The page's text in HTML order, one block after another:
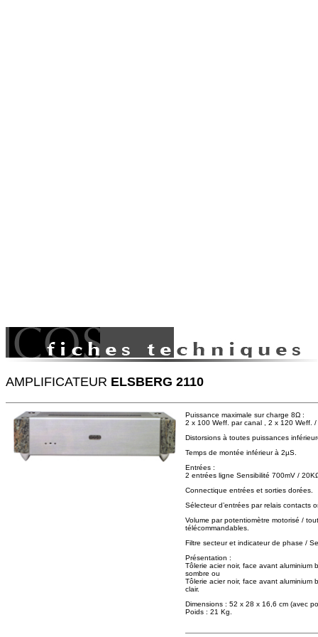
AMPLIFICATEUR ELSBERG 2110
Puissance maximale sur charge 8Ω :
2 x 100 Weff. par canal , 2 x 120 Weff.
Distorsions à toutes puissances
Temps de montée inférieur à 2µS.
Entrées :
2 entrées ligne Sensibilité 700mV /
Connectique entrées et sorties dorées.
Sélecteur d’entrées par relais contacts
Volume par potentiomètre motorisé /
télécommandables.
Filtre secteur et indicateur de phase /
Présentation :
Tôlerie acier noir, face avant aluminium
sombre ou
Tôlerie acier noir, face avant aluminium
clair.
Dimensions : 52 x 28 x 16,6 cm (avec
Poids : 21 Kg.